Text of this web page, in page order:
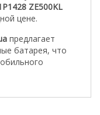
ZE500KL
цене.
предлагает
батарея, что